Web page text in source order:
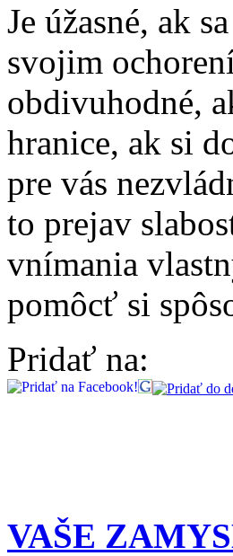
Je úžasné, ak
svojim
obdivuhodné,
hranice, ak si
pre vás
to prejav
vnímania
pomôcť si
Pridať na:
VAŠE